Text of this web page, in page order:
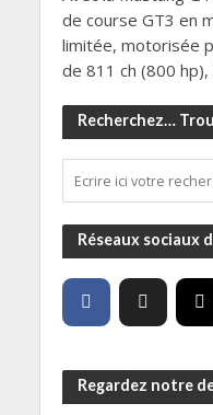
de course GT3 en
limitée, motorisée
de 811 ch (800 hp),
Recherchez…
Réseaux sociaux
Regardez notre